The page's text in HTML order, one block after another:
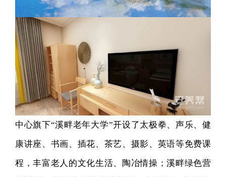
中心旗下“溪畔老年大学”开设了太极拳、声乐、健
康讲座、书画、插花、茶艺、摄影、英语等免费课
程，丰富老人的文化生活、陶冶情操；溪畔绿色营